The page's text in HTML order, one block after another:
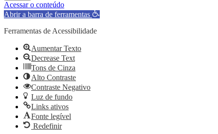
Acessar o conteúdo
Abrir a barra de ferramentas
Ferramentas de Acessibilidade
Aumentar Texto
Decrease Text
Tons de Cinza
Alto Contraste
Contraste Negativo
Luz de fundo
Links ativos
Fonte legível
Redefinir